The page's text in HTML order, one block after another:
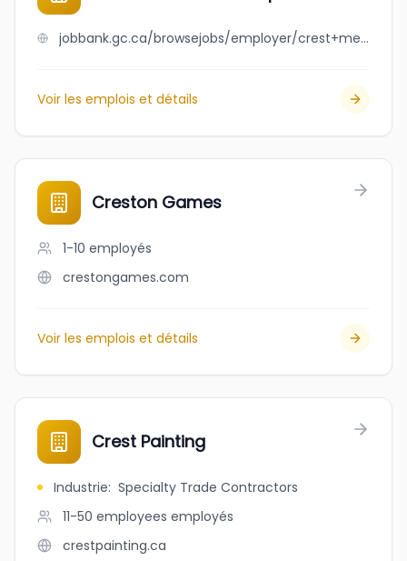
jobbank.gc.ca/browsejobs/employer/crest+mechanical+corp./ca
Voir les emplois et détails
Creston Games
1-10 employés
crestongames.com
Voir les emplois et détails
Crest Painting
Industrie: Specialty Trade Contractors
11-50 employees employés
crestpainting.ca